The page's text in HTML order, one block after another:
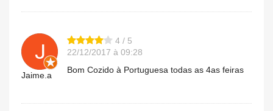
Jaime.a
4 / 5
22/12/2017 à 09:28
Bom Cozido à Portuguesa todas as 4as feiras